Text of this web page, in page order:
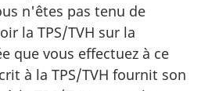
n'êtes pas tenu de
la TPS/TVH sur la
que vous effectuez à ce
à la TPS/TVH fournit son